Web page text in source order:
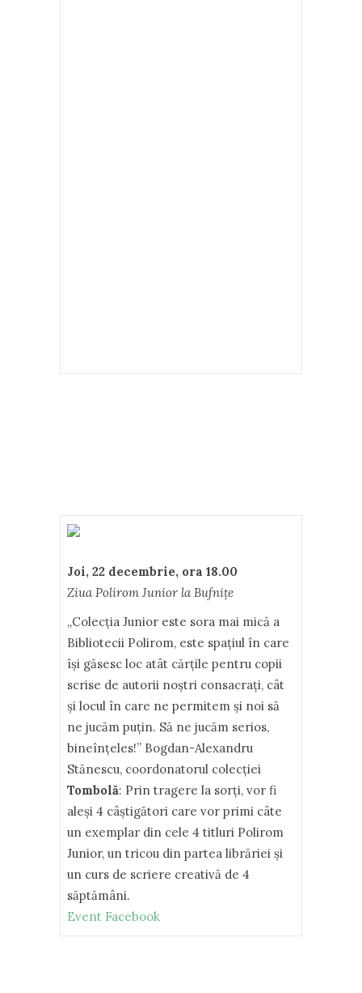
Joi, 22 decembrie, ora 18.00
Ziua Polirom Junior la Bufniţe
„Colecția Junior este sora mai mică a
Bibliotecii Polirom, este spațiul în care
își găsesc loc atât cărțile pentru copii
scrise de autorii noștri consacrați, cât
și locul în care ne permitem și noi să
ne jucăm puțin. Să ne jucăm serios,
bineînțeles!” Bogdan-Alexandru
Stănescu, coordonatorul colecţiei
Tombolă: Prin tragere la sorţi, vor fi
aleşi 4 câştigători care vor primi câte
un exemplar din cele 4 titluri Polirom
Junior, un tricou din partea librăriei şi
un curs de scriere creativă de 4
săptămâni.
Event Facebook